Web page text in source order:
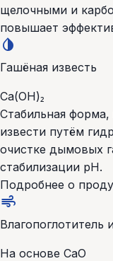
щелочными и
повышает
invert_colors
Гашёная известь
Ca(OH)₂
Стабильная
извести путём
очистке дымовых
стабилизации pH.
Подробнее о
air
Влагопоглотитель
На основе CaO